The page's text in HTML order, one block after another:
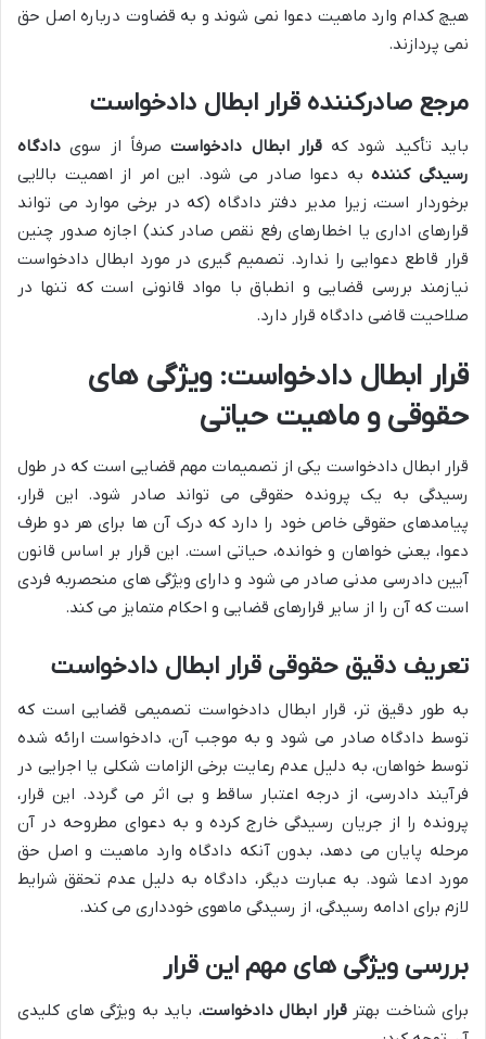
هیچ کدام وارد ماهیت دعوا نمی شوند و به قضاوت درباره اصل حق
نمی پردازند.
مرجع صادرکننده قرار ابطال دادخواست
باید تأکید شود کهقرار ابطال دادخواستصرفاً از سوی دادگاه
رسیدگی کنندهبه دعوا صادر می شود. این امر از اهمیت بالایی
برخوردار است، زیرا مدیر دفتر دادگاه (که در برخی موارد می تواند
قرارهای اداری یا اخطارهای رفع نقص صادر کند) اجازه صدور چنین
قرار قاطع دعوایی را ندارد. تصمیم گیری در مورد ابطال دادخواست
نیازمند بررسی قضایی و انطباق با مواد قانونی است که تنها در
صلاحیت قاضی دادگاه قرار دارد.
قرار ابطال دادخواست: ویژگی های
حقوقی و ماهیت حیاتی
قرار ابطال دادخواست یکی از تصمیمات مهم قضایی است که در طول
رسیدگی به یک پرونده حقوقی می تواند صادر شود. این قرار،
پیامدهای حقوقی خاص خود را دارد که درک آن ها برای هر دو طرف
دعوا، یعنی خواهان و خوانده، حیاتی است. این قرار بر اساس قانون
آیین دادرسی مدنی صادر می شود و دارای ویژگی های منحصربه فردی
است که آن را از سایر قرارهای قضایی و احکام متمایز می کند.
تعریف دقیق حقوقی قرار ابطال دادخواست
به طور دقیق تر، قرار ابطال دادخواست تصمیمی قضایی است که
توسط دادگاه صادر می شود و به موجب آن، دادخواست ارائه شده
توسط خواهان، به دلیل عدم رعایت برخی الزامات شکلی یا اجرایی در
فرآیند دادرسی، از درجه اعتبار ساقط و بی اثر می گردد. این قرار،
پرونده را از جریان رسیدگی خارج کرده و به دعوای مطروحه در آن
مرحله پایان می دهد، بدون آنکه دادگاه وارد ماهیت و اصل حق
مورد ادعا شود. به عبارت دیگر، دادگاه به دلیل عدم تحقق شرایط
لازم برای ادامه رسیدگی، از رسیدگی ماهوی خودداری می کند.
بررسی ویژگی های مهم این قرار
برای شناخت بهترقرار ابطال دادخواست، باید به ویژگی های کلیدی